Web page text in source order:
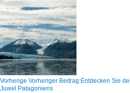
Vorherige Vorheriger Beitrag:Entdecken Sie
Juwel Patagoniens